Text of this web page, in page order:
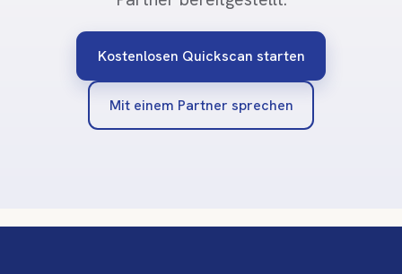
Kostenlosen Quickscan starten
Mit einem Partner sprechen